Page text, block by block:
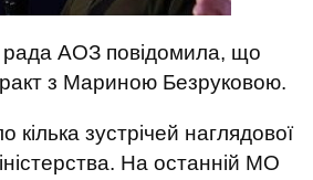
рада АОЗ повідомила, що
з Мариною Безруковою.
зустрічей наглядової
На останній МО